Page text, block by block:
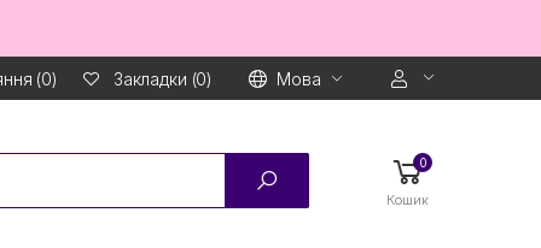
(0) Закладки (0) Мова
0
Кошик